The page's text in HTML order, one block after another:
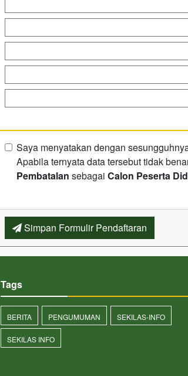
Saya menyatakan dengan
Apabila ternyata data tersebut tidak
Pembatalan sebagai Calon Peserta
Simpan Formulir Pendaftaran
Tags
BERITA PENGUMUMAN SEKILAS-INFO
SEKILAS INFO